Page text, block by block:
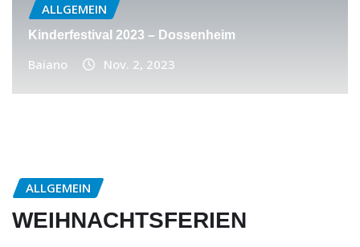
ALLGEMEIN
Kinderfestival 2023 – Dossenheim
Baiano Nov. 2, 2023
ALLGEMEIN
WEIHNACHTSFERIEN